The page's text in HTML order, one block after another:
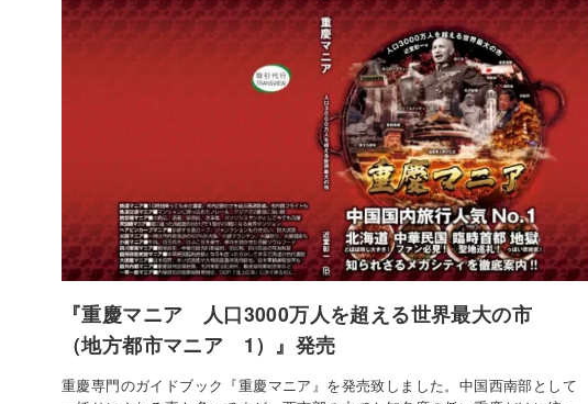
『重慶マニア 人口3000万人を超える世界最大の市
（地方都市マニア 1）』発売
重慶専門のガイドブック『重慶マニア』を発売致しました。中国西南部として